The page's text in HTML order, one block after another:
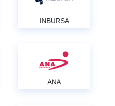
INBURSA
ANA